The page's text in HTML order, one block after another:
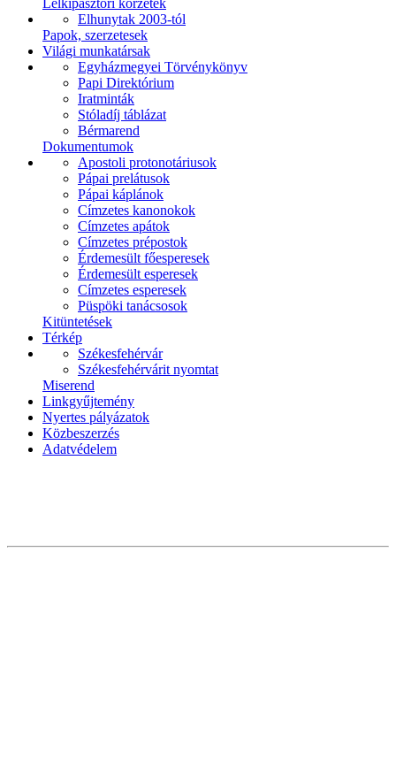
Lelkipásztori körzetek
Elhunytak 2003-tól
Papok, szerzetesek
Világi munkatársak
Egyházmegyei Törvénykönyv
Papi Direktórium
Iratminták
Stóladíj táblázat
Bérmarend
Dokumentumok
Apostoli protonotáriusok
Pápai prelátusok
Pápai káplánok
Címzetes kanonokok
Címzetes apátok
Címzetes prépostok
Érdemesült főesperesek
Érdemesült esperesek
Címzetes esperesek
Püspöki tanácsosok
Kitüntetések
Térkép
Székesfehérvár
Székesfehérvárit nyomtat
Miserend
Linkgyűjtemény
Nyertes pályázatok
Közbeszerzés
Adatvédelem